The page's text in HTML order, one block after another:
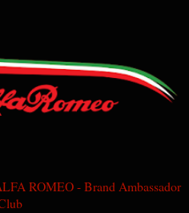
ROMEO - Brand Ambassador